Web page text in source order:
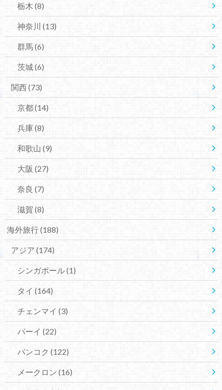
栃木 (8)
神奈川 (13)
群馬(6)
茨城(6)
関西(73)
京都(14)
兵庫(8)
和歌山 (9)
大阪 (27)
奈良 (7)
滋賀 (8)
海外旅行(188)
アジア (174)
シンガポール(1)
タイ (164)
チェンマイ (3)
パーイ (22)
バンコク (122)
メークロン (16)